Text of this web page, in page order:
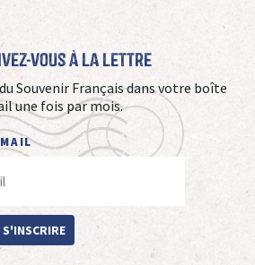
vous à La Lettre
Souvenir Français dans votre boîte
une fois par mois.
S'INSCRIRE